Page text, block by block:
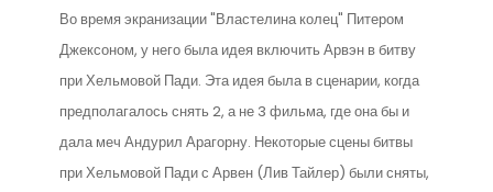
Во время экранизации "Властелина колец" Питером
Джексоном, у него была идея включить Арвэн в битву
при Хельмовой Пади. Эта идея была в сценарии, когда
предполагалось снять 2, а не 3 фильма, где она бы и
дала меч Андурил Арагорну. Некоторые сцены битвы
при Хельмовой Пади с Арвен (Лив Тайлер) были сняты,